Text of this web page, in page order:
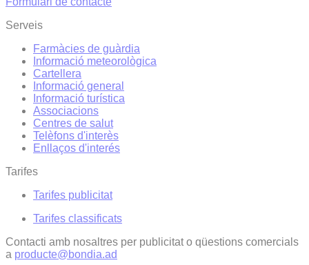
Serveis
Farmàcies de guàrdia
Informació meteorològica
Cartellera
Informació general
Informació turística
Associacions
Centres de salut
Telèfons d'interès
Enllaços d'interés
Tarifes
Tarifes publicitat
Tarifes classificats
Contacti amb nosaltres per publicitat o qüestions comercials
a producte@bondia.ad